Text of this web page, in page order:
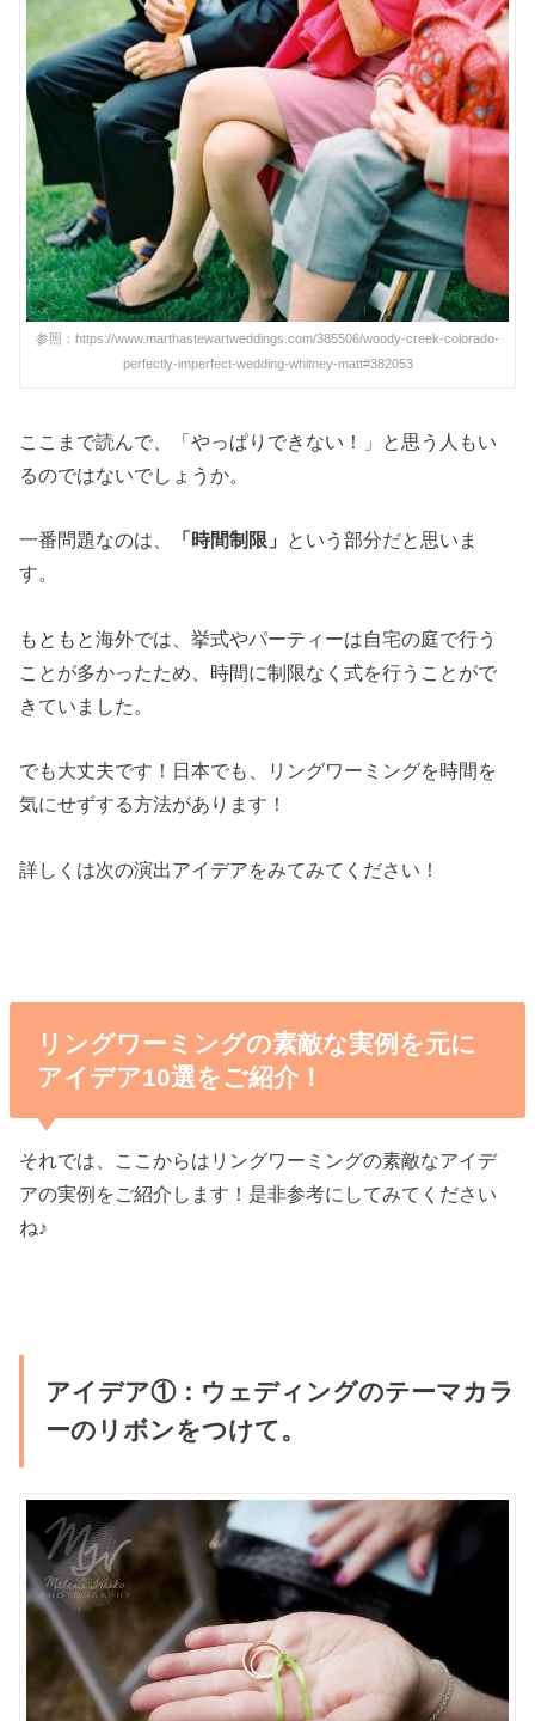
参照：https://www.marthastewartweddings.com/385506/woody-creek-colorado-
perfectly-imperfect-wedding-whitney-matt#382053
ここまで読んで、「やっぱりできない！」と思う人もい
るのではないでしょうか。
一番問題なのは、 「時間制限」 という部分だと思いま
す。
もともと海外では、挙式やパーティーは自宅の庭で行う
ことが多かったため、時間に制限なく式を行うことがで
きていました。
でも大丈夫です！日本でも、リングワーミングを時間を
気にせずする方法があります！
詳しくは次の演出アイデアをみてみてください！
リングワーミングの素敵な実例を元に
アイデア10選をご紹介！
それでは、ここからはリングワーミングの素敵なアイデ
アの実例をご紹介します！是非参考にしてみてください
ね♪
アイデア①：ウェディングのテーマカラ
ーのリボンをつけて。